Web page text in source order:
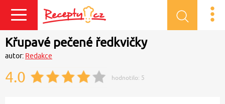
Přihlásit se
Křupavé pečené ředkvičky
autor: Redakce
4.0 hodnotilo: 5